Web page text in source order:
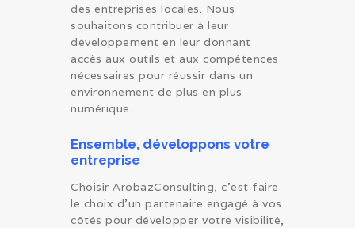
des entreprises locales. Nous
souhaitons contribuer à leur
développement en leur donnant
accès aux outils et aux compétences
nécessaires pour réussir dans un
environnement de plus en plus
numérique.
Ensemble, développons votre
entreprise
Choisir ArobazConsulting, c’est faire
le choix d’un partenaire engagé à vos
côtés pour développer votre visibilité,